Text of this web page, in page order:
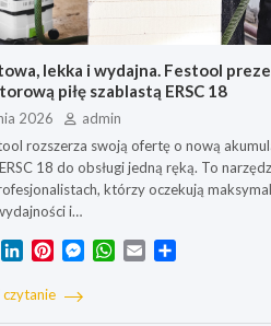
lekka i wydajna. Festool
piłę szablastą ERSC 18
2026
admin
rozszerza swoją ofertę o nową
18 do obsługi jedną ręką. To
którzy oczekują
i…
n
n
M
W